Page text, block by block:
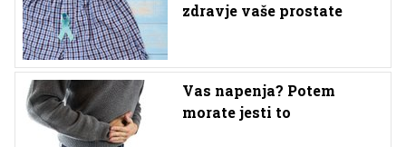
zdravje vaše prostate
Vas napenja? Potem
morate jesti to